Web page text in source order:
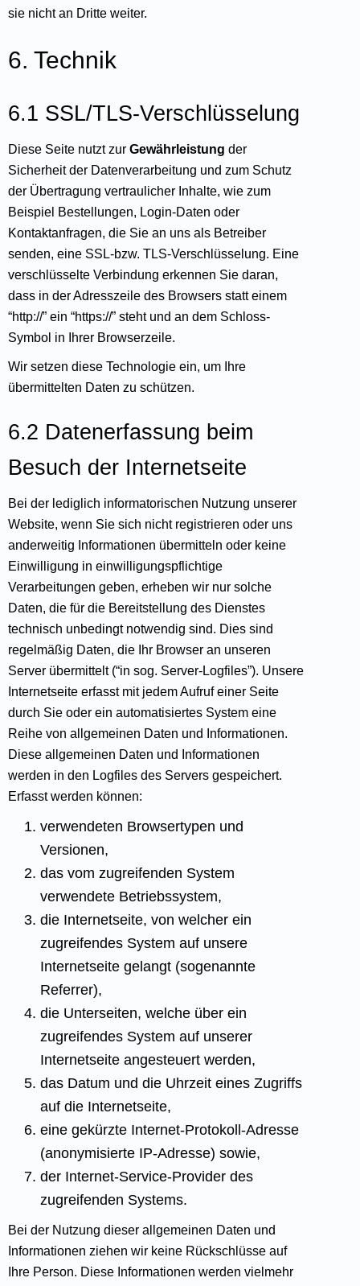
sie nicht an Dritte weiter.
6. Technik
6.1 SSL/TLS-Verschlüsselung
Diese Seite nutzt zur Gewährleistung der
Sicherheit der Datenverarbeitung und zum Schutz
der Übertragung vertraulicher Inhalte, wie zum
Beispiel Bestellungen, Login-Daten oder
Kontaktanfragen, die Sie an uns als Betreiber
senden, eine SSL-bzw. TLS-Verschlüsselung. Eine
verschlüsselte Verbindung erkennen Sie daran,
dass in der Adresszeile des Browsers statt einem
“http://” ein “https://” steht und an dem Schloss-
Symbol in Ihrer Browserzeile.
Wir setzen diese Technologie ein, um Ihre
übermittelten Daten zu schützen.
6.2 Datenerfassung beim
Besuch der Internetseite
Bei der lediglich informatorischen Nutzung unserer
Website, wenn Sie sich nicht registrieren oder uns
anderweitig Informationen übermitteln oder keine
Einwilligung in einwilligungspflichtige
Verarbeitungen geben, erheben wir nur solche
Daten, die für die Bereitstellung des Dienstes
technisch unbedingt notwendig sind. Dies sind
regelmäßig Daten, die Ihr Browser an unseren
Server übermittelt (“in sog. Server-Logfiles”). Unsere
Internetseite erfasst mit jedem Aufruf einer Seite
durch Sie oder ein automatisiertes System eine
Reihe von allgemeinen Daten und Informationen.
Diese allgemeinen Daten und Informationen
werden in den Logfiles des Servers gespeichert.
Erfasst werden können:
verwendeten Browsertypen und
Versionen,
das vom zugreifenden System
verwendete Betriebssystem,
die Internetseite, von welcher ein
zugreifendes System auf unsere
Internetseite gelangt (sogenannte
Referrer),
die Unterseiten, welche über ein
zugreifendes System auf unserer
Internetseite angesteuert werden,
das Datum und die Uhrzeit eines Zugriffs
auf die Internetseite,
eine gekürzte Internet-Protokoll-Adresse
(anonymisierte IP-Adresse) sowie,
der Internet-Service-Provider des
zugreifenden Systems.
Bei der Nutzung dieser allgemeinen Daten und
Informationen ziehen wir keine Rückschlüsse auf
Ihre Person. Diese Informationen werden vielmehr